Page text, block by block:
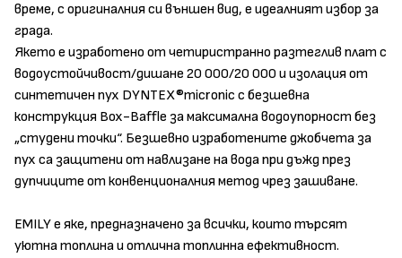
време, с оригиналния си външен вид, е идеалният избор за
града.
Якето е изработено от четиристранно разтеглив плат с
водоустойчивост/дишане 20 000/20 000 и изолация от
синтетичен пух DYNTEX®micronic с безшевна
конструкция Box-Baffle за максимална водоупорност без
„студени точки“. Безшевно изработените джобчета за
пух са защитени от навлизане на вода при дъжд през
дупчиците от конвенционалния метод чрез зашиване.
EMILY е яке, предназначено за всички, които търсят
уютна топлина и отлична топлинна ефективност.